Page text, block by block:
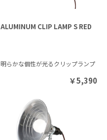
ALUMINUM CLIP LAMP S RED
明らかな個性が光るクリップランプ
￥5,390